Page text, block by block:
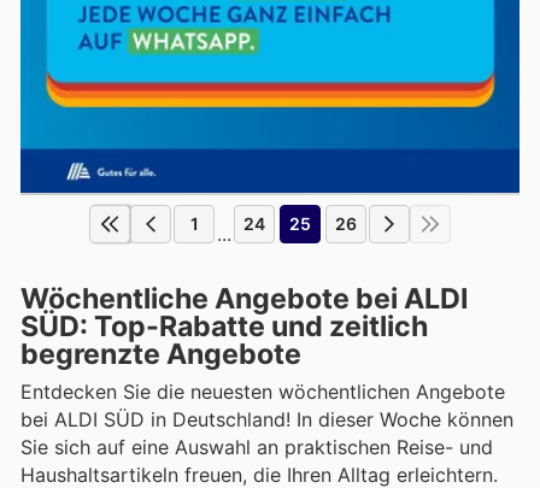
1 ... 24 25 26
Wöchentliche Angebote bei ALDI
SÜD: Top-Rabatte und zeitlich
begrenzte Angebote
Entdecken Sie die neuesten wöchentlichen Angebote
bei ALDI SÜD in Deutschland! In dieser Woche können
Sie sich auf eine Auswahl an praktischen Reise- und
Haushaltsartikeln freuen, die Ihren Alltag erleichtern.